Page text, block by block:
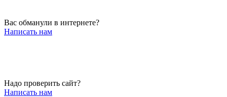
Вас обманули в интернете?
Написать нам
Надо проверить сайт?
Написать нам